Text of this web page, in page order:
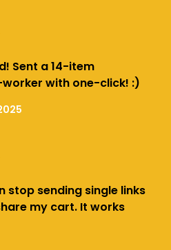
Sent a 14-item
with one-click! :)
stop sending single links
my cart. It works